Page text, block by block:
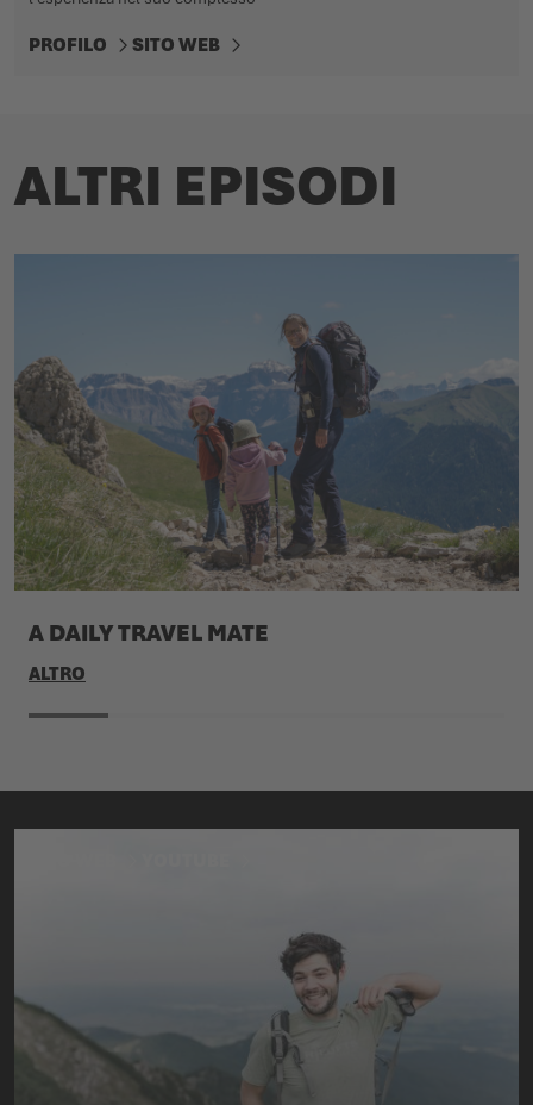
PROFILO SITO WEB
ALTRI EPISODI
A DAILY TRAVEL MATE
ALTRO